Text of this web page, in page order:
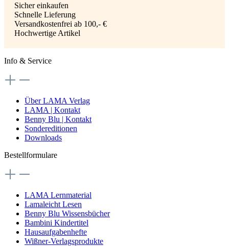
Sicher einkaufen
Schnelle Lieferung
Versandkostenfrei ab 100,- €
Hochwertige Artikel
Info & Service
Über LAMA Verlag
LAMA | Kontakt
Benny Blu | Kontakt
Sondereditionen
Downloads
Bestellformulare
LAMA Lernmaterial
Lamaleicht Lesen
Benny Blu Wissensbücher
Bambini Kindertitel
Hausaufgabenhefte
Wißner-Verlagsprodukte